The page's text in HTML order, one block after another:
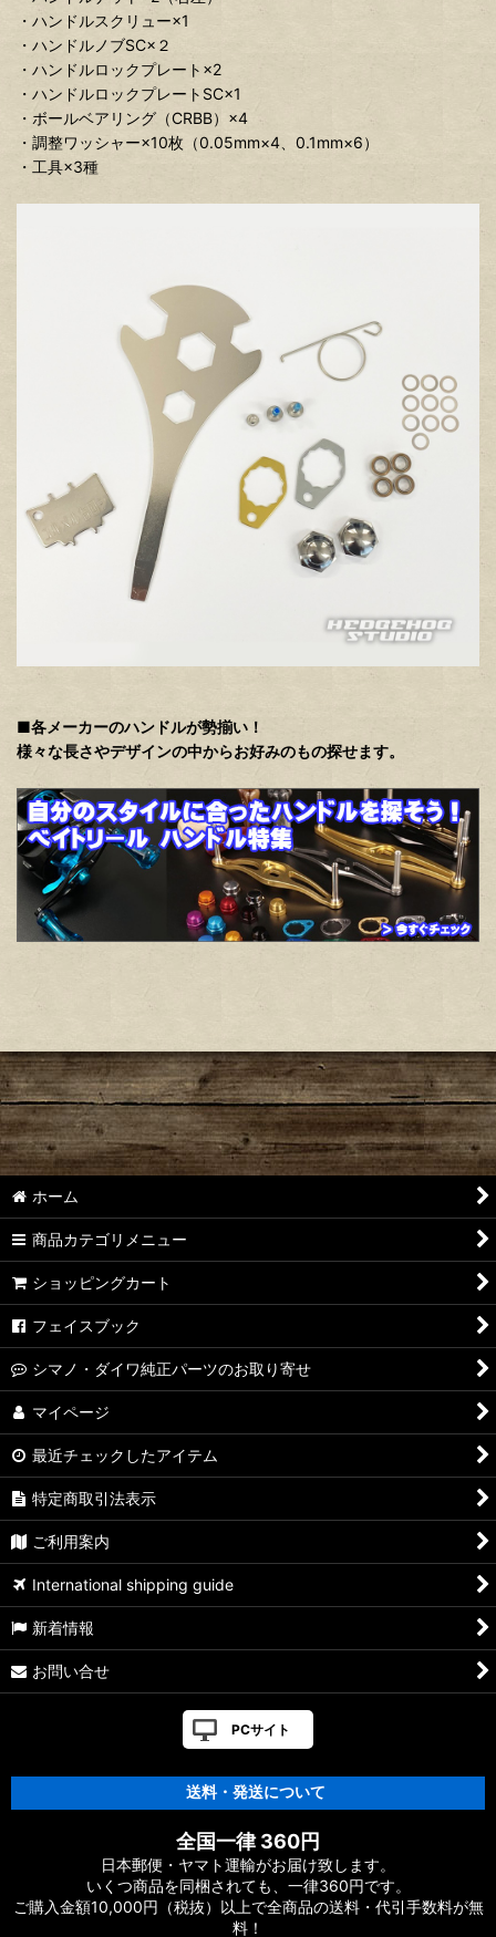
・ハンドルスクリュー×1
・ハンドルノブSC×２
・ハンドルロックプレート×2
・ハンドルロックプレートSC×1
・ボールベアリング（CRBB）×4
・調整ワッシャー×10枚（0.05mm×4、0.1mm×6）
・工具×3種
■各メーカーのハンドルが勢揃い！
様々な長さやデザインの中からお好みのもの探せます。
ホーム
商品カテゴリメニュー
ショッピングカート
フェイスブック
シマノ・ダイワ純正パーツのお取り寄せ
マイページ
最近チェックしたアイテム
特定商取引法表示
ご利用案内
International shipping guide
新着情報
お問い合せ
PCサイト
送料・発送について
全国一律 360円
日本郵便・ヤマト運輸がお届け致します。
いくつ商品を同梱されても、一律360円です。
ご購入金額10,000円（税抜）以上で全商品の送料・代引手数料が無
料！